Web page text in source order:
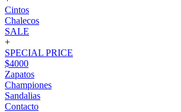
Cintos
Chalecos
SALE
+
SPECIAL PRICE
$4000
Zapatos
Championes
Sandalias
Contacto